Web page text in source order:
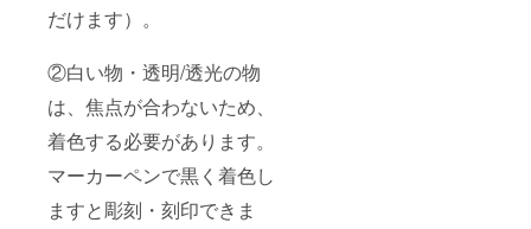
だけます）。
②白い物・透明/透光の物
は、焦点が合わないため、
着色する必要があります。
マーカーペンで黒く着色し
ますと彫刻・刻印できま